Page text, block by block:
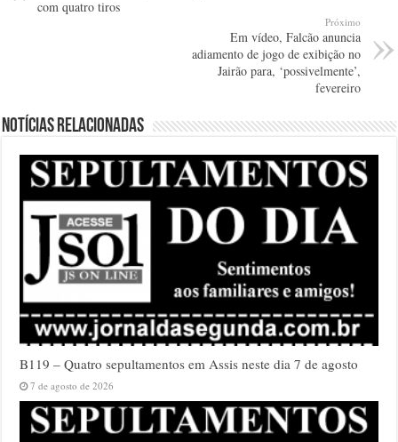
com quatro tiros
Próximo
Em vídeo, Falcão anuncia
adiamento de jogo de exibição no
Jairão para, ‘possivelmente’,
fevereiro
Notícias relacionadas
B119 – Quatro sepultamentos em Assis neste dia 7 de agosto
7 de agosto de 2026